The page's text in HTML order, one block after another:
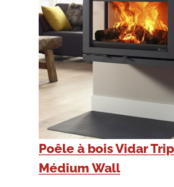
Poêle à bois Vidar
Médium Wall